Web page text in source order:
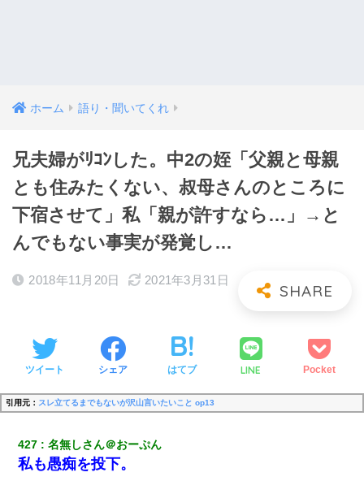
ホーム 語り・聞いてくれ
兄夫婦がﾘｺﾝした。中2の姪「父親と母親
とも住みたくない、叔母さんのところに
下宿させて」私「親が許すなら…」→と
んでもない事実が発覚し…
2018年11月20日 2021年3月31日
ツイート シェア はてブ LINE Pocket
引用元： スレ立てるまでもないが沢山言いたいこと op13
427 名無しさん＠おーぷん
私も愚痴を投下。